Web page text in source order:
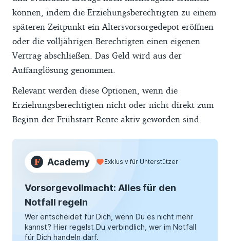
können, indem die Erziehungsberechtigten zu einem
späteren Zeitpunkt ein Altersvorsorgedepot eröffnen
oder die volljährigen Berechtigten einen eigenen
Vertrag abschließen. Das Geld wird aus der
Auffanglösung genommen.
Relevant werden diese Optionen, wenn die
Erziehungsberechtigten nicht oder nicht direkt zum
Beginn der Frühstart-Rente aktiv geworden sind.
Exklusiv für Unterstützer
Vorsorgevollmacht: Alles für den
Notfall regeln
Wer entscheidet für Dich, wenn Du es nicht mehr
kannst? Hier regelst Du verbindlich, wer im Notfall
für Dich handeln darf.